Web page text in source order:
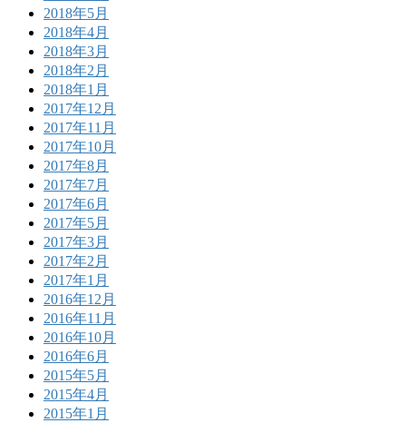
2018年5月
2018年4月
2018年3月
2018年2月
2018年1月
2017年12月
2017年11月
2017年10月
2017年8月
2017年7月
2017年6月
2017年5月
2017年3月
2017年2月
2017年1月
2016年12月
2016年11月
2016年10月
2016年6月
2015年5月
2015年4月
2015年1月